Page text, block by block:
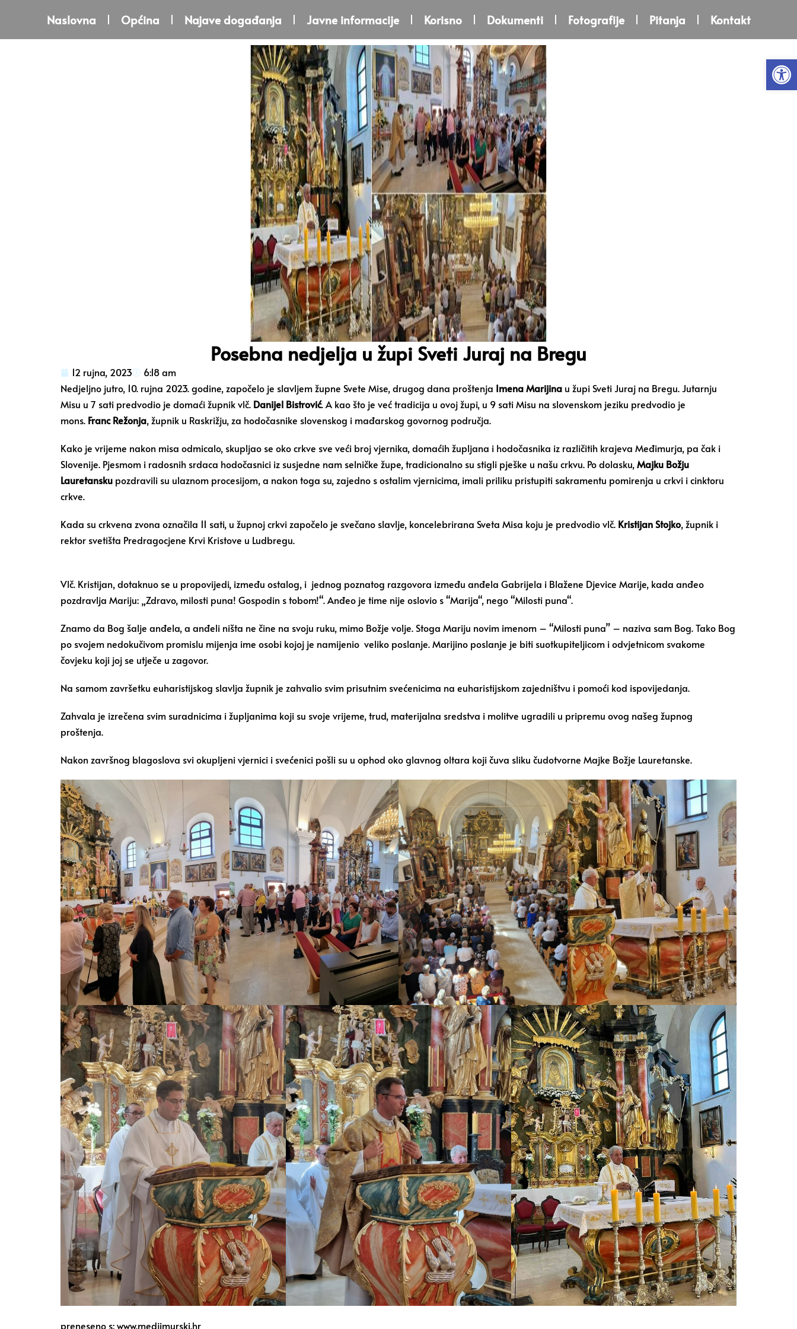
Naslovna Općina Najave događanja Javne informacije Korisno Dokumenti Fotografije Pitanja Kontakt
Posebna nedjelja u župi Sveti Juraj na Bregu
12 rujna, 2023
6:18 am
Nedjeljno jutro, 10. rujna 2023. godine, započelo je slavljem župne Svete Mise, drugog dana proštenja Imena Marijina u župi Sveti Juraj na Bregu. Jutarnju
Misu u 7 sati predvodio je domaći župnik vlč. Danijel Bistrović. A kao što je već tradicija u ovoj župi, u 9 sati Misu na slovenskom jeziku predvodio je
mons. Franc Režonja, župnik u Raskrižju, za hodočasnike slovenskog i mađarskog govornog područja.
Kako je vrijeme nakon misa odmicalo, skupljao se oko crkve sve veći broj vjernika, domaćih župljana i hodočasnika iz različitih krajeva Međimurja, pa čak i
Slovenije. Pjesmom i radosnih srdaca hodočasnici iz susjedne nam selničke župe, tradicionalno su stigli pješke u našu crkvu. Po dolasku,Majku Božju
Lauretansku pozdravili su ulaznom procesijom, a nakon toga su, zajedno s ostalim vjernicima, imali priliku pristupiti sakramentu pomirenja u crkvi i cinktoru
crkve.
Kada su crkvena zvona označila 11 sati, u župnoj crkvi započelo je svečano slavlje, koncelebrirana Sveta Misa koju je predvodio vlč. Kristijan Stojko, župnik i
rektor svetišta Predragocjene Krvi Kristove u Ludbregu.
Vlč. Kristijan, dotaknuo se u propovijedi, između ostalog, i jednog poznatog razgovora između anđela Gabrijela i Blažene Djevice Marije, kada anđeo
pozdravlja Mariju: „Zdravo, milosti puna! Gospodin s tobom!“. Anđeo je time nije oslovio s “Marija“, nego “Milosti puna“.
Znamo da Bog šalje anđela, a anđeli ništa ne čine na svoju ruku, mimo Božje volje. Stoga Mariju novim imenom – “Milosti puna” – naziva sam Bog. Tako Bog
po svojem nedokučivom promislu mijenja ime osobi kojoj je namijenio veliko poslanje. Marijino poslanje je biti suotkupiteljicom i odvjetnicom svakome
čovjeku koji joj se utječe u zagovor.
Na samom završetku euharistijskog slavlja župnik je zahvalio svim prisutnim svećenicima na euharistijskom zajedništvu i pomoći kod ispovijedanja.
Zahvala je izrečena svim suradnicima i župljanima koji su svoje vrijeme, trud, materijalna sredstva i molitve ugradili u pripremu ovog našeg župnog
proštenja.
Nakon završnog blagoslova svi okupljeni vjernici i svećenici pošli su u ophod oko glavnog oltara koji čuva sliku čudotvorne Majke Božje Lauretanske.
preneseno s: www.medjimurski.hr